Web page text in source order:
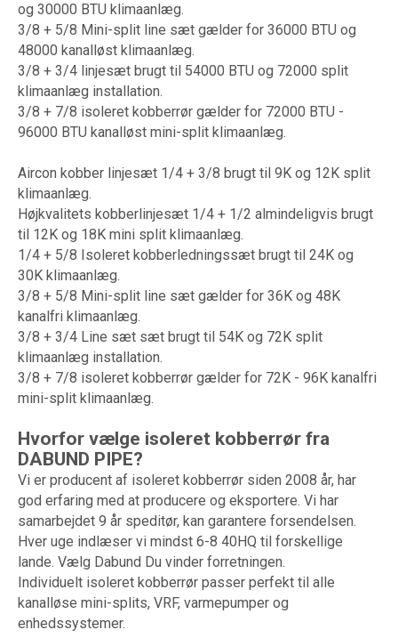
og 30000 BTU klimaanlæg.
3/8 + 5/8 Mini-split line sæt gælder for 36000 BTU og
48000 kanalløst klimaanlæg.
3/8 + 3/4 linjesæt brugt til 54000 BTU og 72000 split
klimaanlæg installation.
3/8 + 7/8 isoleret kobberrør gælder for 72000 BTU -
96000 BTU kanalløst mini-split klimaanlæg.
Aircon kobber linjesæt 1/4 + 3/8 brugt til 9K og 12K split
klimaanlæg.
Højkvalitets kobberlinjesæt 1/4 + 1/2 almindeligvis brugt
til 12K og 18K mini split klimaanlæg.
1/4 + 5/8 Isoleret kobberledningssæt brugt til 24K og
30K klimaanlæg.
3/8 + 5/8 Mini-split line sæt gælder for 36K og 48K
kanalfri klimaanlæg.
3/8 + 3/4 Line sæt sæt brugt til 54K og 72K split
klimaanlæg installation.
3/8 + 7/8 isoleret kobberrør gælder for 72K - 96K kanalfri
mini-split klimaanlæg.
Hvorfor vælge isoleret kobberrør fra
DABUND PIPE?
Vi er producent af isoleret kobberrør siden 2008 år, har
god erfaring med at producere og eksportere. Vi har
samarbejdet 9 år speditør, kan garantere forsendelsen.
Hver uge indlæser vi mindst 6-8 40HQ til forskellige
lande. Vælg Dabund Du vinder forretningen.
Individuelt isoleret kobberrør passer perfekt til alle
kanalløse mini-splits, VRF, varmepumper og
enhedssystemer.